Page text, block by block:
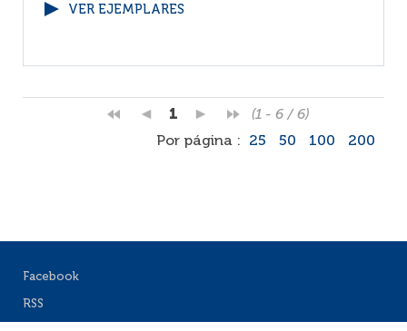
VER EJEMPLARES
1
(1 - 6 / 6)
Por página :
25 50 100 200
Facebook
RSS